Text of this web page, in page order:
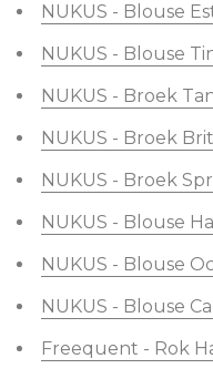
NUKUS - Blouse
NUKUS - Blouse
NUKUS - Broek
NUKUS - Broek
NUKUS - Broek
NUKUS - Blouse
NUKUS - Blouse
NUKUS - Blouse
Freequent - Rok